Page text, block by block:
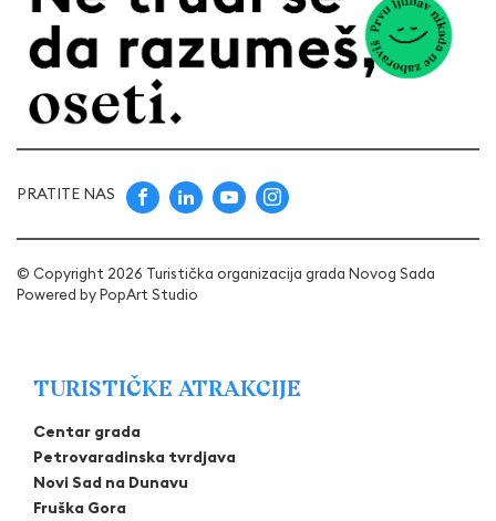
PRATITE NAS
© Copyright 2026 Turistička organizacija grada Novog Sada
Powered byPopArt Studio
TURISTIČKE ATRAKCIJE
Centar grada
Petrovaradinska tvrdjava
Novi Sad na Dunavu
Fruška Gora